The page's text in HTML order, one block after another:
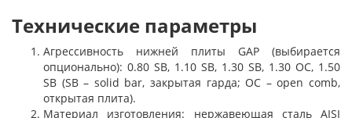
Технические параметры
Агрессивность нижней плиты GAP (выбирается
опционально): 0.80 SB, 1.10 SB, 1.30 SB, 1.30 OC, 1.50
SB (SB – solid bar, закрытая гарда; OC – open comb,
открытая плита).
Материал изготовления: нержавеющая сталь AISI